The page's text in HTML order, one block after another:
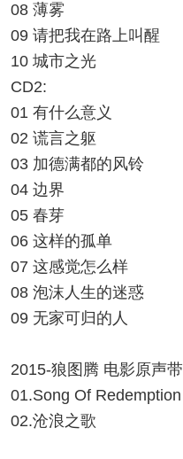
08 薄雾
09 请把我在路上叫醒
10 城市之光
CD2:
01 有什么意义
02 谎言之躯
03 加德满都的风铃
04 边界
05 春芽
06 这样的孤单
07 这感觉怎么样
08 泡沫人生的迷惑
09 无家可归的人
2015-狼图腾 电影原声带
01.Song Of Redemption
02.沧浪之歌